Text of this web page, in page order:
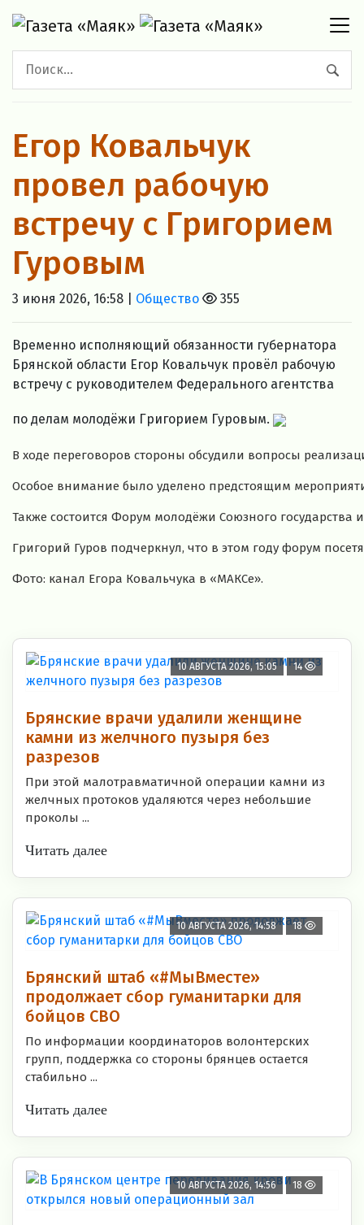
Егор Ковальчук
провел рабочую
встречу с Григорием
Гуровым
3 июня 2026, 16:58 | Общество 355
Временно исполняющий обязанности губернатора
Брянской области Егор Ковальчук провёл рабочую
встречу с руководителем Федерального агентства
по делам молодёжи Григорием Гуровым.
В ходе переговоров стороны обсудили вопросы
Особое внимание было уделено предстоящим
Также состоится Форум молодёжи Союзного
Григорий Гуров подчеркнул, что в этом году форум
Фото: канал Егора Ковальчука в «МАКСе».
10 АВГУСТА 2026, 15:05 14
Брянские врачи удалили женщине
камни из желчного пузыря без
разрезов
При этой малотравматичной операции камни из
желчных протоков удаляются через небольшие
проколы ...
Читать далее
10 АВГУСТА 2026, 14:58 18
Брянский штаб «#МыВместе»
продолжает сбор гуманитарки для
бойцов СВО
По информации координаторов волонтерских
групп, поддержка со стороны брянцев остается
стабильно ...
Читать далее
10 АВГУСТА 2026, 14:56 18